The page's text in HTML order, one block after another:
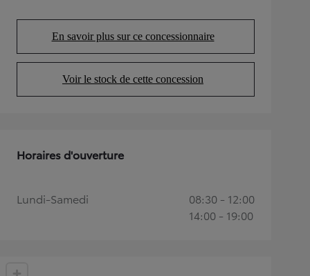
En savoir plus sur ce concessionnaire
(Opens in new tab)
Voir le stock de cette concession
(Opens in new tab)
Horaires d'ouverture
Lundi-Samedi
08:30 - 12:00
14:00 - 19:00